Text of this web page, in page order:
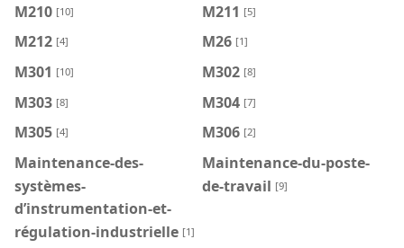
M210 [10] M211 [5]
M212 [4] M26 [1]
M301 [10] M302 [8]
M303 [8] M304 [7]
M305 [4] M306 [2]
Maintenance-des-
systèmes-
d’instrumentation-et-
régulation-industrielle [1]
Maintenance-du-poste-
de-travail [9]